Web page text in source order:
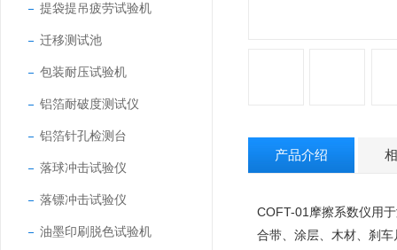
提袋提吊疲劳试验机
迁移测试池
包装耐压试验机
铝箔耐破度测试仪
铝箔针孔检测台
落球冲击试验仪
落镖冲击试验仪
油墨印刷脱色试验机
产品介绍
COFT-01摩擦系数仪用
合带、涂层、木材、刹